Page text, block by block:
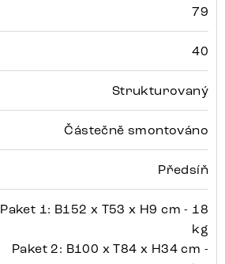
79
40
Strukturovaný
Částečně smontováno
Předsíň
Paket 1: B152 x T53 x H9 cm - 18
kg
Paket 2: B100 x T84 x H34 cm -